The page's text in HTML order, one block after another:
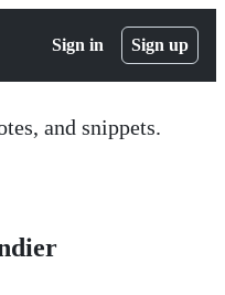
Sign in Sign up
and snippets.